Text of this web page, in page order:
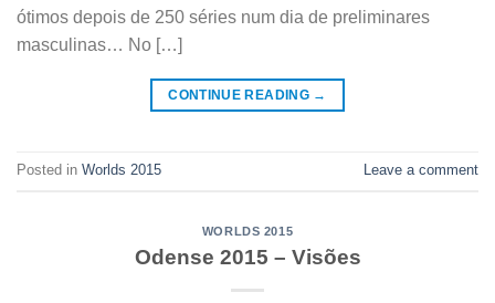
ótimos depois de 250 séries num dia de preliminares
masculinas… No […]
CONTINUE READING →
Posted in Worlds 2015 Leave a comment
WORLDS 2015
Odense 2015 – Visões